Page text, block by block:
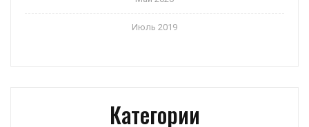
Июль 2019
Категории